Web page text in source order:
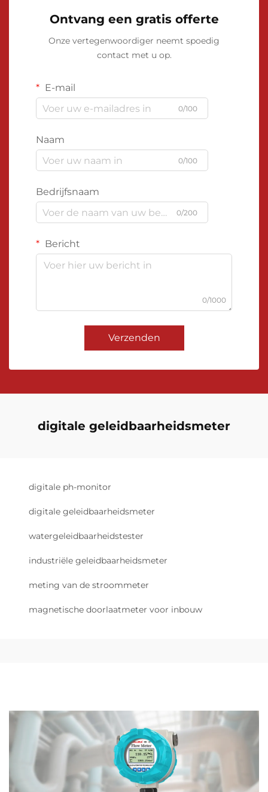
Ontvang een gratis offerte
Onze vertegenwoordiger neemt spoedig
contact met u op.
E-mail
0/100
Naam
0/100
Bedrijfsnaam
0/200
Bericht
0/1000
Verzenden
digitale geleidbaarheidsmeter
digitale ph-monitor
digitale geleidbaarheidsmeter
watergeleidbaarheidstester
industriële geleidbaarheidsmeter
meting van de stroommeter
magnetische doorlaatmeter voor inbouw